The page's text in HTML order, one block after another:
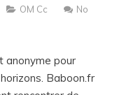
OM Cc
No
anonyme pour
Baboon.fr